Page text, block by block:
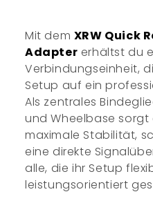
Mit dem XRW Quick
Adapter erhältst du
Verbindungseinheit,
Setup auf ein
Als zentrales
und Wheelbase
maximale Stabilität,
eine direkte
alle, die ihr Setup
leistungsorientiert